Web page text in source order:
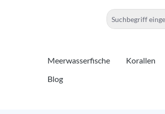
Meerwasserfische Korallen
Blog